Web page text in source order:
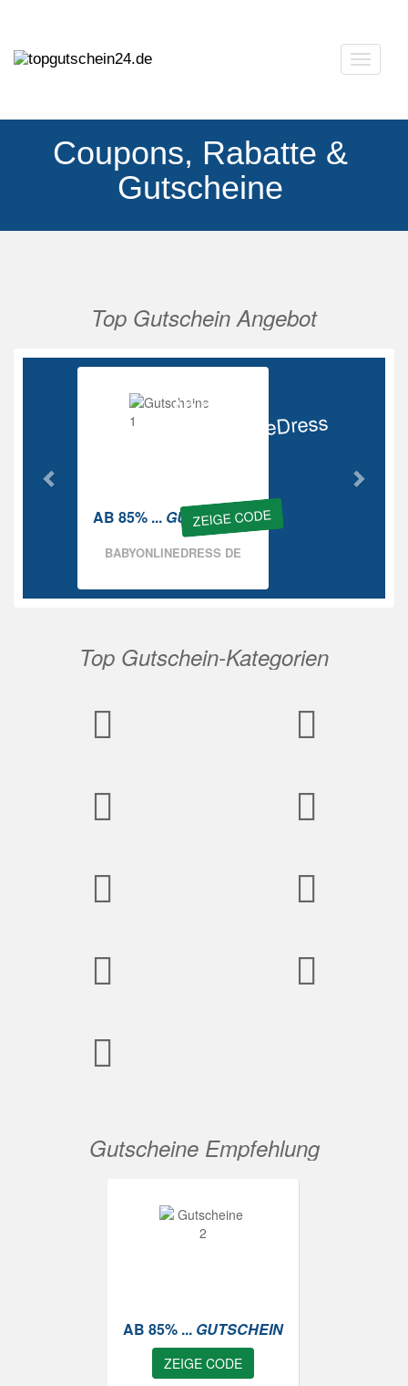
Coupons, Rabatte &
Gutscheine
Top Gutschein Angebot
Ab 85%
BabyOnlineDress
ZEIGE CODE
AB 85% ... GUTSCHEIN
BABYONLINEDRESS DE
Vorherige
Top Gutschein-Kategorien
Gutscheine Empfehlung
AB 85% ... GUTSCHEIN
ZEIGE CODE